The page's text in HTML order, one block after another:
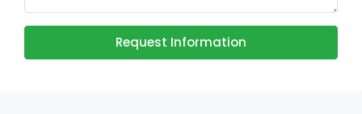
Request Information